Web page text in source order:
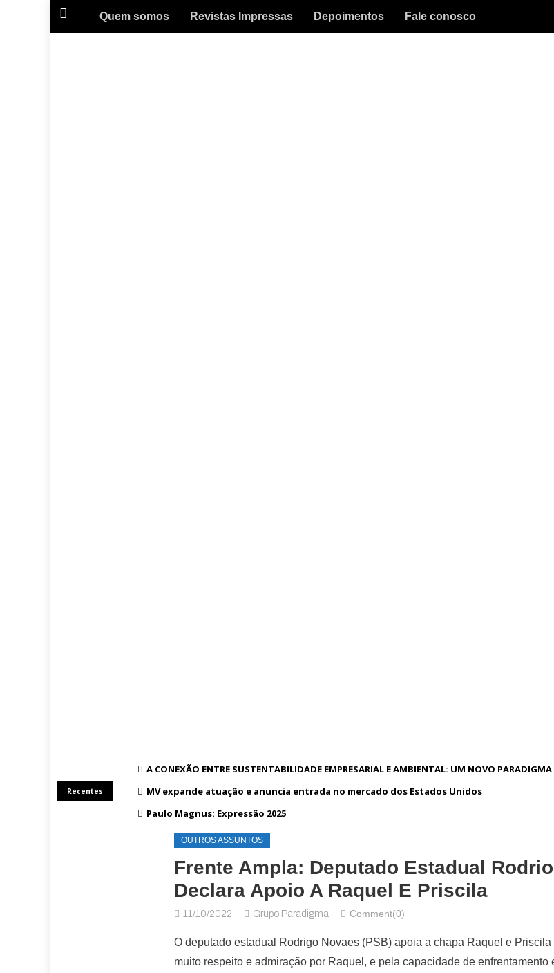
Quem somos Revistas Impressas Depoimentos Fale conosco
Recentes
A CONEXÃO ENTRE SUSTENTABILIDADE EMPRESARIAL E AMBIENTAL: UM NOVO
MV expande atuação e anuncia entrada no mercado dos Estados Unidos
Paulo Magnus: Expressão 2025
OUTROS ASSUNTOS
Frente Ampla: Deputado Estadual
Declara Apoio A Raquel E Priscila
11/10/2022 Grupo Paradigma Comment(0)
O deputado estadual Rodrigo Novaes (PSB) apoia a chapa Raquel e
muito respeito e admiração por Raquel, e pela capacidade de